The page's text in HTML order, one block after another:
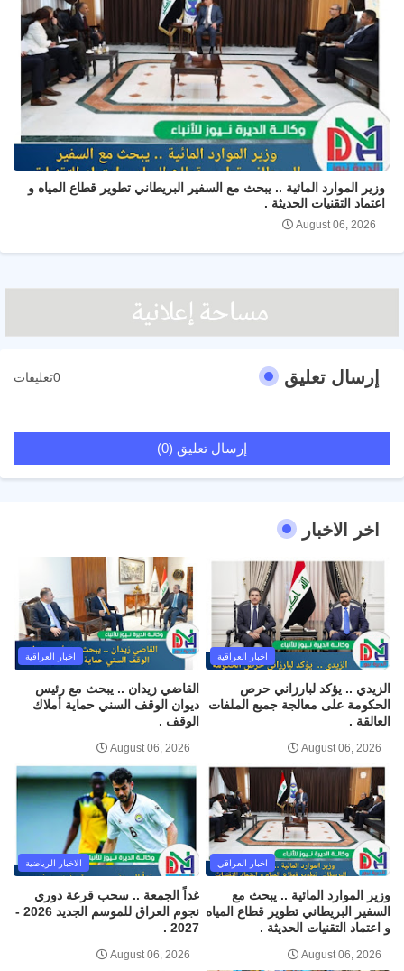
وزير الموارد المائية .. يبحث مع السفير البريطاني تطوير قطاع المياه و
اعتماد التقنيات الحديثة .
August 06, 2026
إرسال تعليق 0تعليقات
إرسال تعليق (0)
اخر الاخبار
اخبار العراقية
الزيدي .. يؤكد لبارزاني حرص
الحكومة على معالجة جميع الملفات
العالقة .
August 06, 2026
اخبار العراقية
القاضي زيدان .. يبحث مع رئيس
ديوان الوقف السني حماية أملاك
الوقف .
August 06, 2026
اخبار العراقي
وزير الموارد المائية .. يبحث مع
السفير البريطاني تطوير قطاع المياه
و اعتماد التقنيات الحديثة .
August 06, 2026
الاخبار الرياضية
غداً الجمعة .. سحب قرعة دوري
نجوم العراق للموسم الجديد 2026 -
2027 .
August 06, 2026